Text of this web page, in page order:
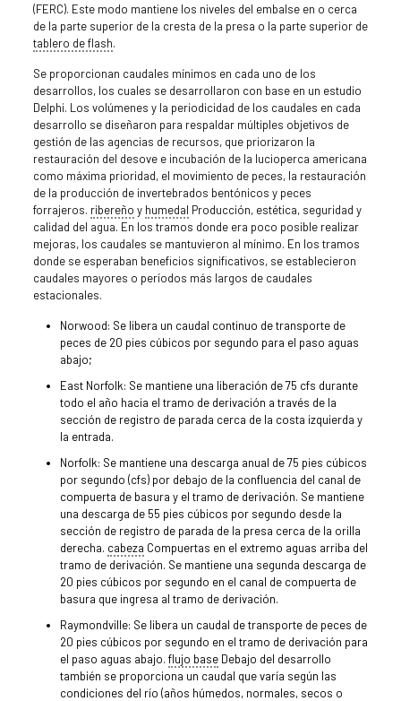
(FERC). Este modo mantiene los niveles del embalse en o cerca
de la parte superior de la cresta de la presa o la parte superior de
tablero de flash.
Se proporcionan caudales mínimos en cada uno de los
desarrollos, los cuales se desarrollaron con base en un estudio
Delphi. Los volúmenes y la periodicidad de los caudales en cada
desarrollo se diseñaron para respaldar múltiples objetivos de
gestión de las agencias de recursos, que priorizaron la
restauración del desove e incubación de la lucioperca americana
como máxima prioridad, el movimiento de peces, la restauración
de la producción de invertebrados bentónicos y peces
forrajeros. ribereño y humedal Producción, estética, seguridad y
calidad del agua. En los tramos donde era poco posible realizar
mejoras, los caudales se mantuvieron al mínimo. En los tramos
donde se esperaban beneficios significativos, se establecieron
caudales mayores o períodos más largos de caudales
estacionales.
Norwood: Se libera un caudal continuo de transporte de
peces de 20 pies cúbicos por segundo para el paso aguas
abajo;
East Norfolk: Se mantiene una liberación de 75 cfs durante
todo el año hacia el tramo de derivación a través de la
sección de registro de parada cerca de la costa izquierda y
la entrada.
Norfolk: Se mantiene una descarga anual de 75 pies cúbicos
por segundo (cfs) por debajo de la confluencia del canal de
compuerta de basura y el tramo de derivación. Se mantiene
una descarga de 55 pies cúbicos por segundo desde la
sección de registro de parada de la presa cerca de la orilla
derecha. cabeza Compuertas en el extremo aguas arriba del
tramo de derivación. Se mantiene una segunda descarga de
20 pies cúbicos por segundo en el canal de compuerta de
basura que ingresa al tramo de derivación.
Raymondville: Se libera un caudal de transporte de peces de
20 pies cúbicos por segundo en el tramo de derivación para
el paso aguas abajo. flujo baseDebajo del desarrollo
también se proporciona un caudal que varía según las
condiciones del río (años húmedos, normales, secos o